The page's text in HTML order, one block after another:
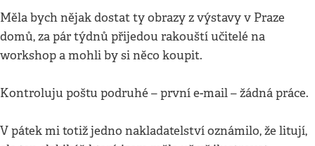
Měla bych nějak dostat ty obrazy z výstavy v Praze
domů, za pár týdnů přijedou rakouští učitelé na
workshop a mohli by si něco koupit.
Kontroluju poštu podruhé – první e-mail – žádná práce.
V pátek mi totiž jedno nakladatelství oznámilo, že litují,